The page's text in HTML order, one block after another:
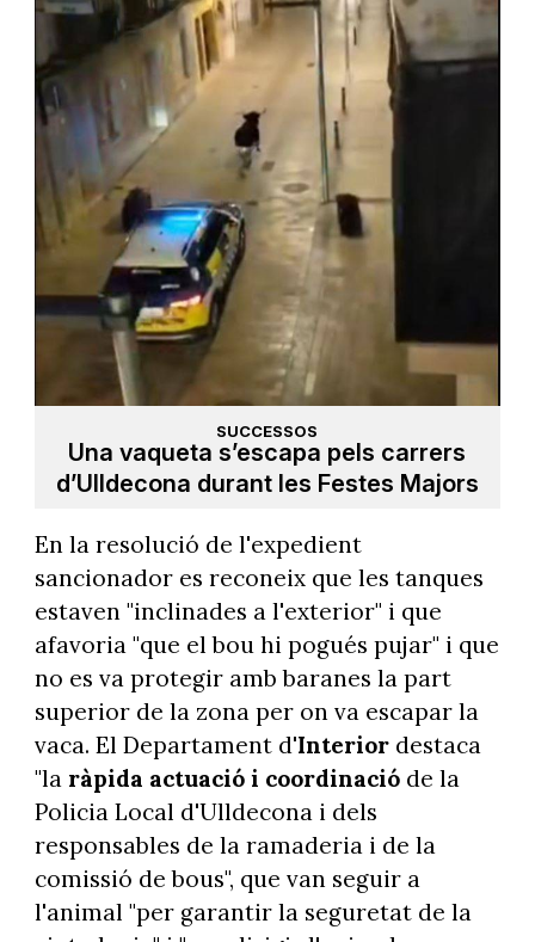
SUCCESSOS
Una vaqueta s’escapa pels carrers
d’Ulldecona durant les Festes Majors
En la resolució de l'expedient
sancionador es reconeix que les tanques
estaven "inclinades a l'exterior" i que
afavoria "que el bou hi pogués pujar" i que
no es va protegir amb baranes la part
superior de la zona per on va escapar la
vaca. El Departament d'Interiordestaca
"la ràpida actuació i coordinació de la
Policia Local d'Ulldecona i dels
responsables de la ramaderia i de la
comissió de bous", que van seguir a
l'animal "per garantir la seguretat de la